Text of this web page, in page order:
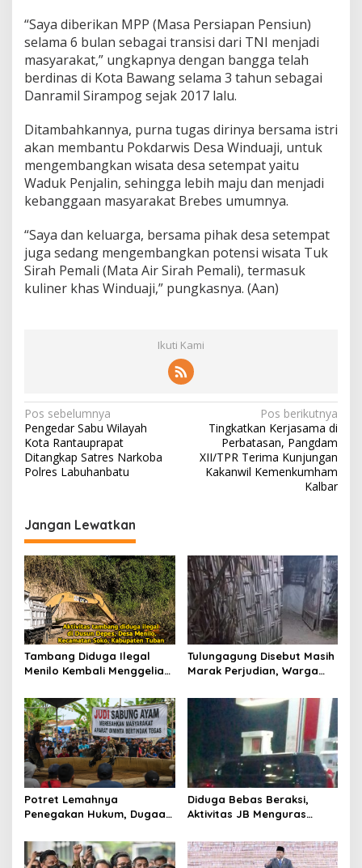
“Saya diberikan MPP (Masa Persiapan Pensiun)
selama 6 bulan sebagai transisi dari TNI menjadi
masyarakat,” ungkapnya dengan bangga telah
berdinas di Kota Bawang selama 3 tahun sebagai
Danramil Sirampog sejak 2017 lalu.
Ditambahkannya, purna tugas dirinya bersama istri
akan membantu Pokdarwis Desa Winduaji, untuk
mengembangkan wisata desa setempat yaitu
Waduk Penjalin, sehingga lebih maju dan menjadi
kebanggaan masyarakat Brebes umumnya.
“Saya dan keluarga, bersama pihak desa setempat
juga sedang mengembangkan potensi wisata Tuk
Sirah Pemali (Mata Air Sirah Pemali), termasuk
kuliner khas Winduaji,” pungkasnya. (Aan)
Ikuti Kami
N
a
v
i
a
s
i
p
o
s
Pos sebelumnya
Pengedar Sabu Wilayah
Kota Rantauprapat
Ditangkap Satres Narkoba
Polres Labuhanbatu
Pos berikutnya
Tingkatkan Kerjasama di
Perbatasan, Pangdam
XII/TPR Terima Kunjungan
Kakanwil Kemenkumham
Kalbar
Jangan Lewatkan
Tambang Diduga Ilegal
Menilo Kembali Menggeliat,
Soroti Dugaan Pembiaran
Tulungagung Disebut Masih
Marak Perjudian, Warga
hingga Usut Dugaan Beking
Potret Lemahnya
Penegakan Hukum, Dugaan
Tulungagung Tuai Sorotan
Diduga Bebas Beraksi,
Aktivitas JB Menguras
Bojonegoro Jadi Sorotan
Warga